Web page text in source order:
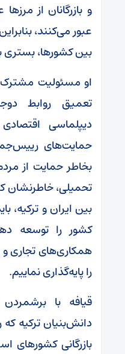
و بازرگانان از
عبور می‌کنند،
بین کشورها،
او مسئولیت مشترک
تعمیق روابط
دیپلماسی
حمایت‌های
بخاطر حمایت از
بین ایران و ترکیه،
کشور را توسعه
همکاری‌های تجاری و
را پایه‌گذاری نماییم.
قیافه با
دانش‌بنیان ترکیه که
بازرگانی کشور‌های